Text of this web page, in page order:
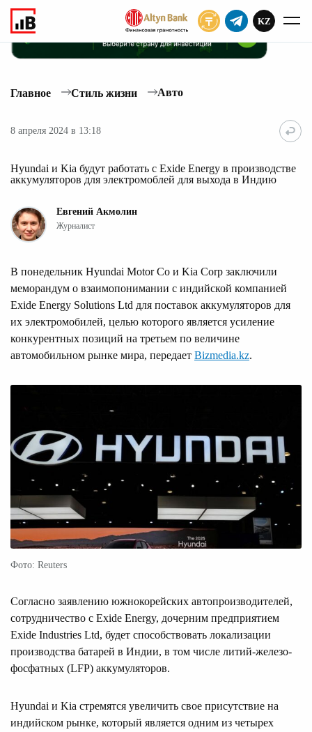
KZ
Главное Стиль жизни Авто
8 апреля 2024 в 13:18
Hyundai и Kia будут работать с Exide Energy в производстве
аккумуляторов для электромоблей для выхода в Индию
Евгений Акмолин
Журналист
В понедельник Hyundai Motor Co и Kia Corp заключили
меморандум о взаимопонимании с индийской компанией
Exide Energy Solutions Ltd для поставок аккумуляторов для
их электромобилей, целью которого является усиление
конкурентных позиций на третьем по величине
автомобильном рынке мира, передает Bizmedia.kz.
Фото: Reuters
Согласно заявлению южнокорейских автопроизводителей,
сотрудничество с Exide Energy, дочерним предприятием
Exide Industries Ltd, будет способствовать локализации
производства батарей в Индии, в том числе литий-железо-
фосфатных (LFP) аккумуляторов.
Hyundai и Kia стремятся увеличить свое присутствие на
индийском рынке, который является одним из четырех